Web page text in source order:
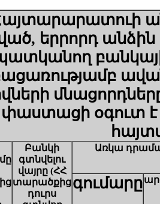
երրորդ
փաստացի օգուտ է
Բանկի
գտնվելու
վայրը (ՀՀ
տարածքից
դուրս
Առկա
գումարը